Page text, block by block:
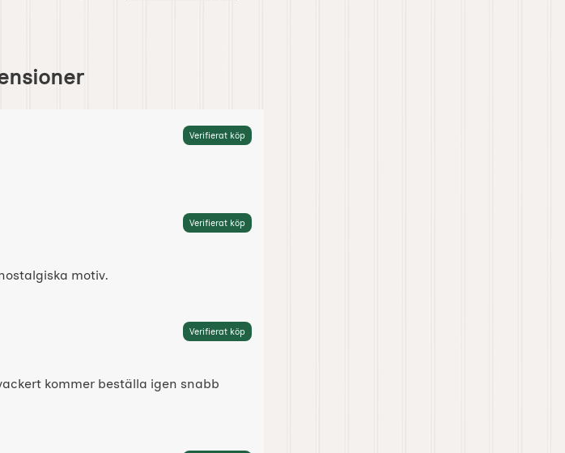
Verifierat köp
Verifierat köp
motiv.
Verifierat köp
kommer beställa igen snabb